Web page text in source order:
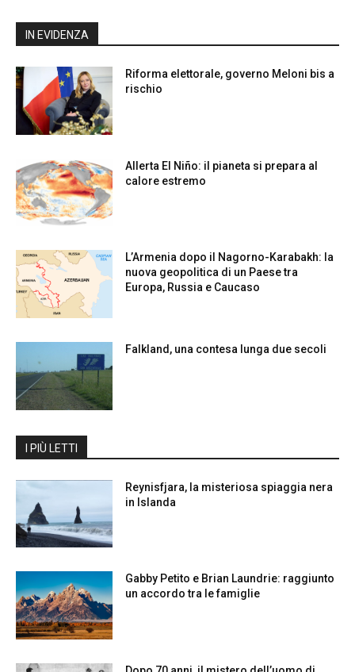
IN EVIDENZA
Riforma elettorale, governo Meloni bis a
rischio
Allerta El Niño: il pianeta si prepara al
calore estremo
L’Armenia dopo il Nagorno-Karabakh: la
nuova geopolitica di un Paese tra
Europa, Russia e Caucaso
Falkland, una contesa lunga due secoli
I PIÙ LETTI
Reynisfjara, la misteriosa spiaggia nera
in Islanda
Gabby Petito e Brian Laundrie: raggiunto
un accordo tra le famiglie